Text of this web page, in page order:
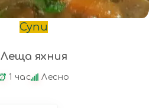
Супи
Леща яхния
1 час Лесно